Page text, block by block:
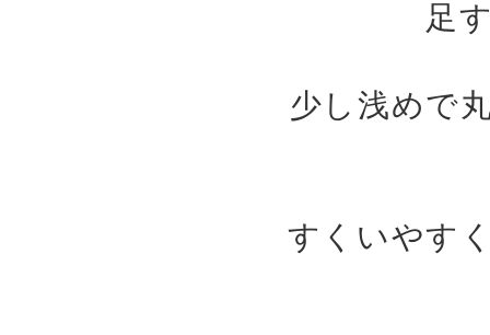
足
少し浅めで
すくいやす